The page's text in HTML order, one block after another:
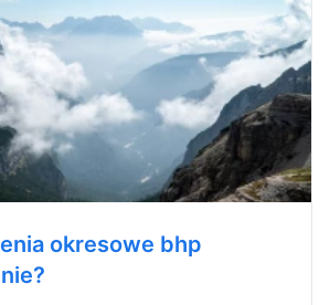
okresowe bhp